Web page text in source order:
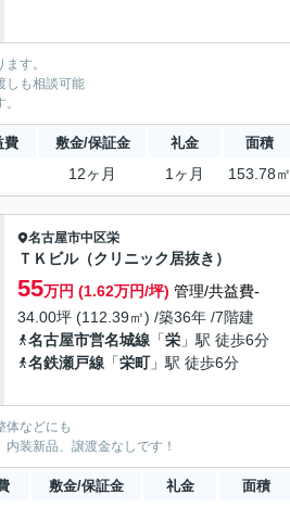
す。
しも相談可能
費 敷金/保証金 礼金 面積
12ヶ月 1ヶ月 153.78㎡
名古屋市中区栄
ＴＫビル（クリニック居抜き）
55万円 (1.62万円/坪) 管理/共益費-
34.00坪 (112.39㎡) /築36年 /7階建
名古屋市営名城線 「栄 」駅 徒歩6分
名鉄瀬戸線 「栄町」駅 徒歩6分
体などにも
装新品、譲渡金なしです！
敷金/保証金 礼金 面積